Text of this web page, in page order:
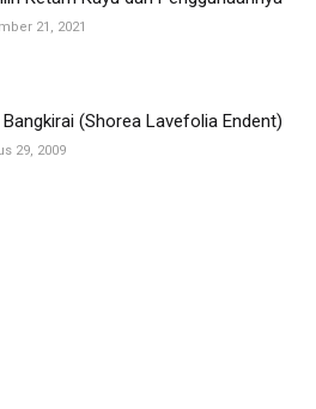
21, 2021
Bangkirai (Shorea Lavefolia Endent)
29, 2009